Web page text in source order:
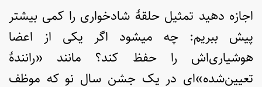
اجازه دهید تمثیل حلقۀ شادخواری را کمی بیشتر
پیش ببریم:‌ چه میشود اگر یکی از اعضا
هوشیاری‌اش را حفظ کند؟ مانند «رانندۀ
تعیین‌شده»‌ای در یک جشن سال نو که موظف